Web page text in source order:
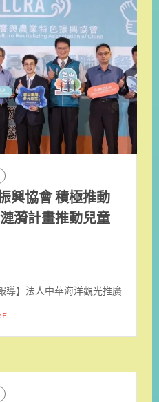
興協會 積極推動
漪計畫推動兒童
導】法人中華海洋觀光推廣